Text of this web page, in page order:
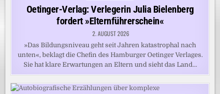
in
Oetinger-Verlag: Verlegerin Julia Bielenberg
fordert »Elternführerschein«
2. AUGUST 2026
»Das Bildungsniveau geht seit Jahren katastrophal nach
unten«, beklagt die Chefin des Hamburger Oetinger Verlages.
Sie hat klare Erwartungen an Eltern und sieht das Land…